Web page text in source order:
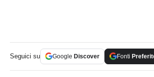
Seguici su Google Discover Fonti